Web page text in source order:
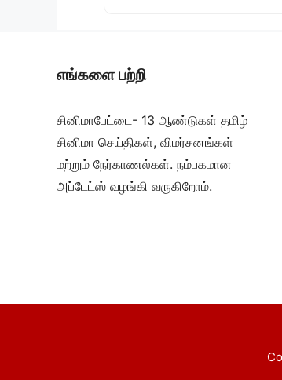
எங்களை பற்றி
சினிமாபேட்டை- 13 ஆண்டுகள் தமிழ்
சினிமா செய்திகள், விமர்சனங்கள்
மற்றும் நேர்காணல்கள். நம்பகமான
அப்டேட்ஸ் வழங்கி வருகிறோம்.